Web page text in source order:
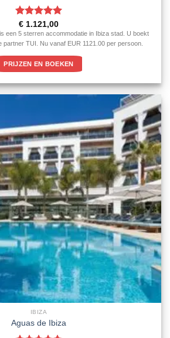
Gewaardeerd
5uit 5
€ 1.121,00
een 5 sterren accommodatie in Ibiza stad. U boekt
partner TUI. Nu vanaf EUR 1121.00 per persoon.
PRIJZEN EN BOEKEN
IBIZA
Aguas de Ibiza